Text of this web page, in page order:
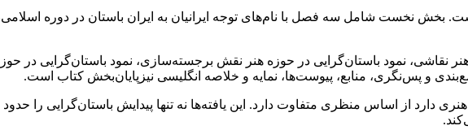
نخست شامل سه فصل با نام‌های توجه ایرانیان به ایران باستان در دوره اسلامی،
نقاشی، نمود باستان‌گرایی در حوزه هنر نقش برجسته‌سازی، نمود باستان‌گرایی در
و پس‌نگری، منابع، پیوست‌ها، نمایه و خلاصه انگلیسی نیزپایان‌بخش کتاب است.